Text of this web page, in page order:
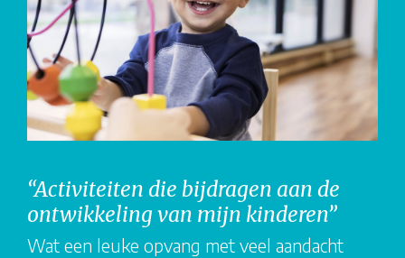
“Activiteiten die bijdragen aan de
ontwikkeling van mijn kinderen”
Wat een leuke opvang met veel aandacht